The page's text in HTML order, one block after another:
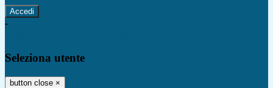
-
Seleziona utente
button close ×